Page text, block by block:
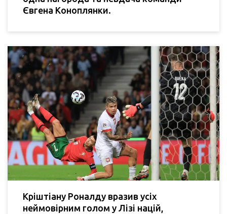
Євгена Коноплянки.
Кріштіану Роналду вразив усіх
неймовірним голом у Лізі націй,